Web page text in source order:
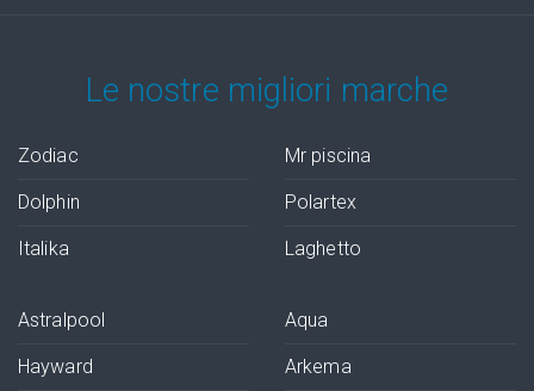
Le nostre migliori marche
Zodiac
Dolphin
Italika
Mr piscina
Polartex
Laghetto
Astralpool
Hayward
Aqua
Arkema